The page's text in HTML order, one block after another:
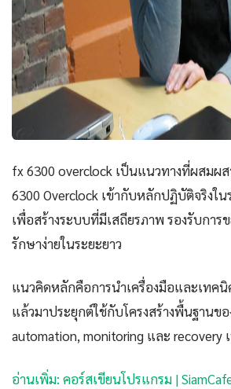
fx 6300 overclock เป็นแนวทางที่ผสมผ
6300 Overclock เข้ากับหลักปฏิบัติจริงใ
เพื่อสร้างระบบที่มีเสถียรภาพ รองรับการ
รักษาง่ายในระยะยาว
แนวคิดหลักคือการนำเครื่องมือและเทค
แล้วมาประยุกต์ใช้กับโครงสร้างพื้นฐานข
automation, monitoring และ recovery
อ่านเพิ่ม: คอร์สเขียนโปรแกรม |